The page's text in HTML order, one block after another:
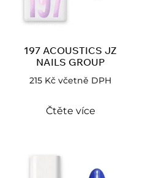
197 ACOUSTICS JZ
NAILS GROUP
215 Kč včetně DPH
Čtěte více